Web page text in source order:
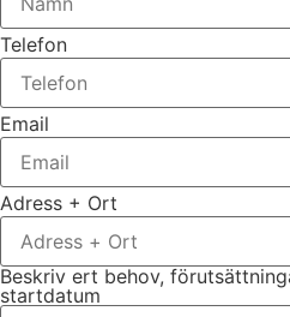
Telefon
Email
Adress + Ort
Beskriv ert behov,
startdatum